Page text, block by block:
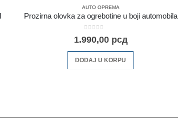
AUTO OPREMA
Prozirna olovka za ogrebotine u boji automobila
0out of 5
1.990,00 рсд
DODAJ U KORPU